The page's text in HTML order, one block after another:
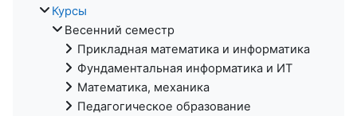
Курсы
Весенний семестр
Прикладная математика и информатика
Фундаментальная информатика и ИТ
Математика, механика
Педагогическое образование